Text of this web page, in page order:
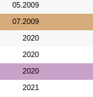
05.2009
07.2009
2020
2020
2020
2021